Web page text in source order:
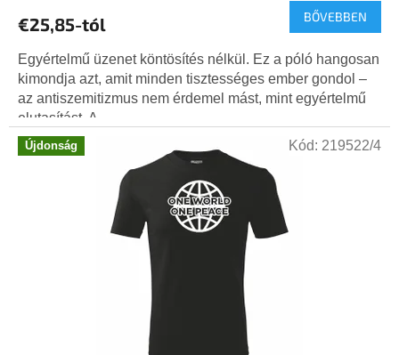
€25,85-tól BŐVEBBEN
Egyértelmű üzenet köntösítés nélkül. Ez a póló hangosan
kimondja azt, amit minden tisztességes ember gondol –
az antiszemitizmus nem érdemel mást, mint egyértelmű
elutasítást. A...
Újdonság Kód: 219522/4